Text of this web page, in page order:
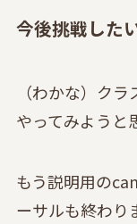
今後挑戦した
（わかな）ク
やってみようと
もう説明用の
ーサルも終わり